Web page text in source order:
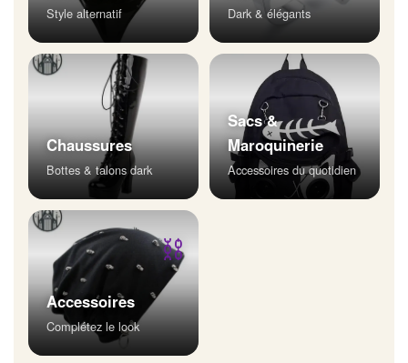
Style alternatif Dark & élégants
Chaussures
Bottes & talons dark
Sacs &
Maroquinerie
Accessoires du quotidien
⛓
Accessoires
Complétez le look